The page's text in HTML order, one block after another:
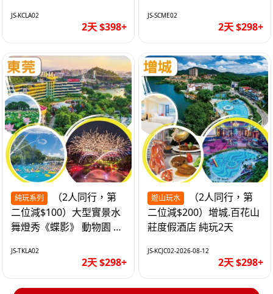
JS-KCLA02
2天 $398+
JS-SCME02
2天 $298+
純玩系列
二位減$100）大型實景水
舞燈秀《蝶影》 動物園 水
純玩2天
JS-TKLA02
2天 $298+
遊山玩水
二位減$200）增城.百花山
莊度假酒店 純玩2天
JS-KCJC02-2026-08-12
2天 $298+